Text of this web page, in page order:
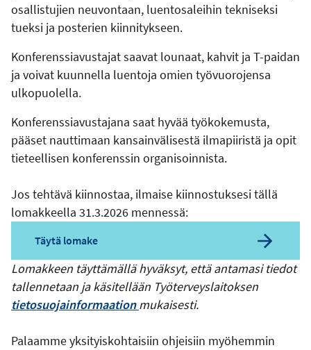
osallistujien neuvontaan, luentosaleihin tekniseksi
tueksi ja posterien kiinnitykseen.
Konferenssiavustajat saavat lounaat, kahvit ja T-paidan
ja voivat kuunnella luentoja omien työvuorojensa
ulkopuolella.
Konferenssiavustajana saat hyvää työkokemusta,
pääset nauttimaan kansainvälisestä ilmapiiristä ja opit
tieteellisen konferenssin organisoinnista.
Jos tehtävä kiinnostaa, ilmaise kiinnostuksesi tällä
lomakkeella 31.3.2026 mennessä:
Täytä lomake
Lomakkeen täyttämällä hyväksyt, että antamasi tiedot
tallennetaan ja käsitellään Työterveyslaitoksen
tietosuojainformaationmukaisesti.
Palaamme yksityiskohtaisiin ohjeisiin myöhemmin